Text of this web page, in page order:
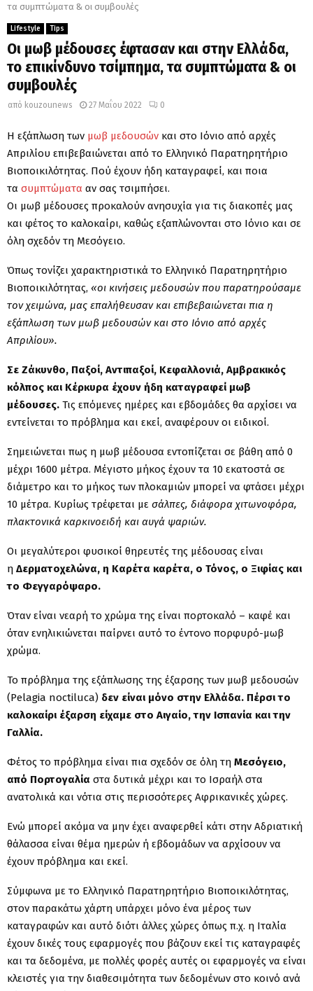
τα συμπτώματα & οι συμβουλές
Lifestyle Tips
Οι μωβ μέδουσες έφτασαν και στην Ελλάδα,
το επικίνδυνο τσίμπημα, τα συμπτώματα & οι
συμβουλές
από kouzounews 27 Μαΐου 2022 0
Η εξάπλωση των μωβ μεδουσών και στο Ιόνιο από αρχές
Απριλίου επιβεβαιώνεται από το Ελληνικό Παρατηρητήριο
Βιοποικιλότητας. Πού έχουν ήδη καταγραφεί, και ποια
τα συμπτώματα αν σας τσιμπήσει.
Οι μωβ μέδουσες προκαλούν ανησυχία για τις διακοπές μας
και φέτος το καλοκαίρι, καθώς εξαπλώνονται στο Ιόνιο και σε
όλη σχεδόν τη Μεσόγειο.
Όπως τονίζει χαρακτηριστικά το Ελληνικό Παρατηρητήριο
Βιοποικιλότητας, «οι κινήσεις μεδουσών που παρατηρούσαμε
τον χειμώνα, μας επαλήθευσαν και επιβεβαιώνεται πια η
εξάπλωση των μωβ μεδουσών και στο Ιόνιο από αρχές
Απριλίου».
Σε Ζάκυνθο, Παξοί, Αντιπαξοί, Κεφαλλονιά, Αμβρακικός
κόλπος και Κέρκυρα έχουν ήδη καταγραφεί μωβ
μέδουσες. Τις επόμενες ημέρες και εβδομάδες θα αρχίσει να
εντείνεται το πρόβλημα και εκεί, αναφέρουν οι ειδικοί.
Σημειώνεται πως η μωβ μέδουσα εντοπίζεται σε βάθη από 0
μέχρι 1600 μέτρα. Μέγιστο μήκος έχουν τα 10 εκατοστά σε
διάμετρο και το μήκος των πλοκαμιών μπορεί να φτάσει μέχρι
10 μέτρα. Κυρίως τρέφεται με σάλπες, διάφορα χιτωνοφόρα,
πλακτονικά καρκινοειδή και αυγά ψαριών.
Οι μεγαλύτεροι φυσικοί θηρευτές της μέδουσας είναι
η Δερματοχελώνα, η Καρέτα καρέτα, ο Τόνος, ο Ξιφίας και
το Φεγγαρόψαρο.
Όταν είναι νεαρή το χρώμα της είναι πορτοκαλό – καφέ και
όταν ενηλικιώνεται παίρνει αυτό το έντονο πορφυρό-μωβ
χρώμα.
Το πρόβλημα της εξάπλωσης της έξαρσης των μωβ μεδουσών
(Pelagia noctiluca) δεν είναι μόνο στην Ελλάδα. Πέρσι το
καλοκαίρι έξαρση είχαμε στο Αιγαίο, την Ισπανία και την
Γαλλία.
Φέτος το πρόβλημα είναι πια σχεδόν σε όλη τη Μεσόγειο,
από Πορτογαλία στα δυτικά μέχρι και το Ισραήλ στα
ανατολικά και νότια στις περισσότερες Αφρικανικές χώρες.
Ενώ μπορεί ακόμα να μην έχει αναφερθεί κάτι στην Αδριατική
θάλασσα είναι θέμα ημερών ή εβδομάδων να αρχίσουν να
έχουν πρόβλημα και εκεί.
Σύμφωνα με το Ελληνικό Παρατηρητήριο Βιοποικιλότητας,
στον παρακάτω χάρτη υπάρχει μόνο ένα μέρος των
καταγραφών και αυτό διότι άλλες χώρες όπως π.χ. η Ιταλία
έχουν δικές τους εφαρμογές που βάζουν εκεί τις καταγραφές
και τα δεδομένα, με πολλές φορές αυτές οι εφαρμογές να είναι
κλειστές για την διαθεσιμότητα των δεδομένων στο κοινό ανά